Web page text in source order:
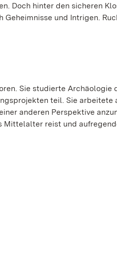
Doch hinter den sicheren
und Intrigen.
Sie studierte
teil. Sie arbeitete
anderen Perspektive
Mittelalter reist und